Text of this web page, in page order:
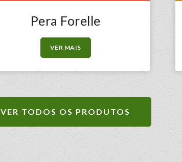
Pera Forelle
VER MAIS
VER TODOS OS PRODUTOS